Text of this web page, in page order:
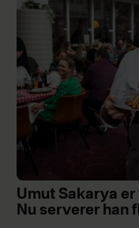
Umut Sakarya
Nu serverer han